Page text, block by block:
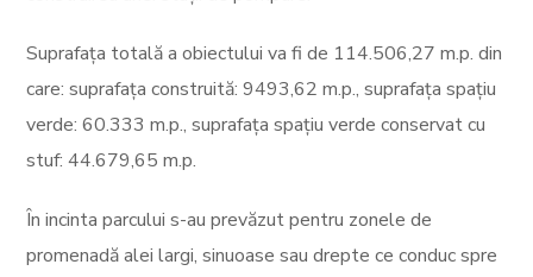
Suprafața totală a obiectului va fi de 114.506,27 m.p. din
care: suprafața construită: 9493,62 m.p., suprafața spațiu
verde: 60.333 m.p., suprafața spațiu verde conservat cu
stuf: 44.679,65 m.p.
În incinta parcului s-au prevăzut pentru zonele de
promenadă alei largi, sinuoase sau drepte ce conduc spre